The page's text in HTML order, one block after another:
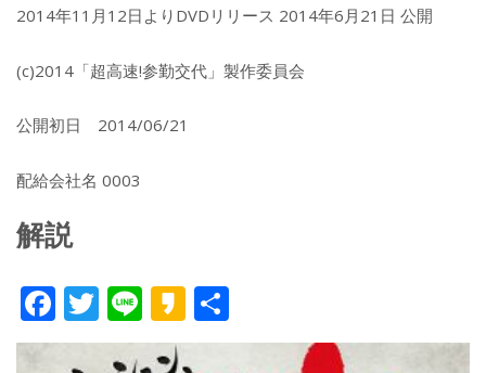
2014年11月12日よりDVDリリース 2014年6月21日 公開
(c)2014「超高速!参勤交代」製作委員会
公開初日 2014/06/21
配給会社名 0003
解説
F
ac
T
w
Li
n
K
a 有